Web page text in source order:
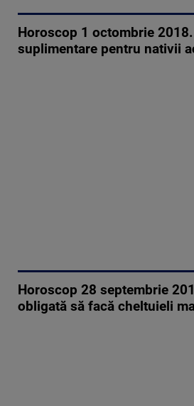
Horoscop 1 octombrie
suplimentare pentru nativii
Horoscop 28 septembrie
obligată să facă cheltuieli